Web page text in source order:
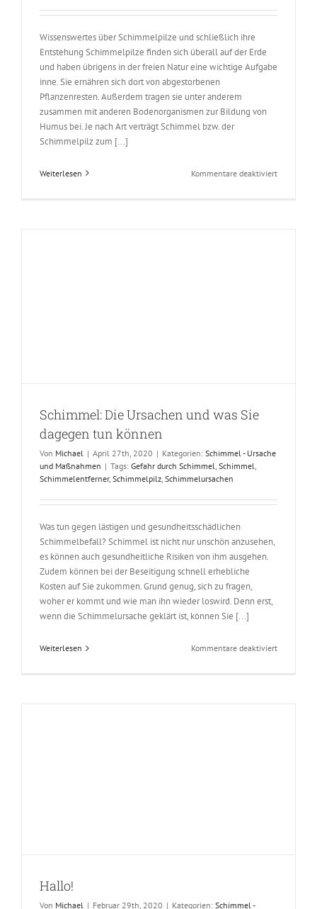
Wissenswertes über Schimmelpilze und schließlich ihre
Entstehung Schimmelpilze finden sich überall auf der Erde
und haben übrigens in der freien Natur eine wichtige Aufgabe
inne. Sie ernähren sich dort von abgestorbenen
Pflanzenresten. Außerdem tragen sie unter anderem
zusammen mit anderen Bodenorganismen zur Bildung von
Humus bei. Je nach Art verträgt Schimmel bzw. der
Schimmelpilz zum [...]
Weiterlesen Kommentare deaktiviertfür
Schimmel: Die Ursachen und was Sie
dagegen tun können
Von Michael | April 27th, 2020 | Kategorien: Schimmel - Ursache
und Maßnahmen | Tags: Gefahr durch Schimmel, Schimmel,
Schimmelentferner, Schimmelpilz, Schimmelursachen
Was tun gegen lästigen und gesundheitsschädlichen
Schimmelbefall? Schimmel ist nicht nur unschön anzusehen,
es können auch gesundheitliche Risiken von ihm ausgehen.
Zudem können bei der Beseitigung schnell erhebliche
Kosten auf Sie zukommen. Grund genug, sich zu fragen,
woher er kommt und wie man ihn wieder loswird. Denn erst,
wenn die Schimmelursache geklärt ist, können Sie [...]
Weiterlesen Kommentare deaktiviertfür
Hallo!
Von Michael | Februar 29th, 2020 | Kategorien: Schimmel -